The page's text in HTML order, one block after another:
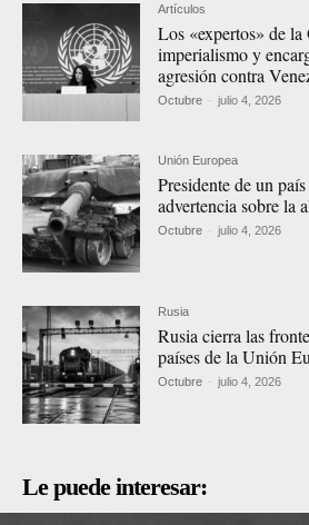
Artículos
Los «expertos» de
imperialismo y
agresión contra
Octubre - julio 4, 2026
Unión Europea
Presidente de un
advertencia sobre la
Octubre - julio 4, 2026
Rusia
Rusia cierra las
países de la Unión
Octubre - julio 4, 2026
Le puede interesar: